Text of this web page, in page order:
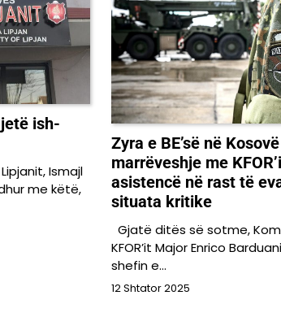
ish-
Ismajl
me këtë,
Zyra e BE’së në
marrëveshje me
asistencë në rast të
situata kritike
Gjatë ditës së sotme,
KFOR’it Major Enrico
shefin e…
12 Shtator 2025